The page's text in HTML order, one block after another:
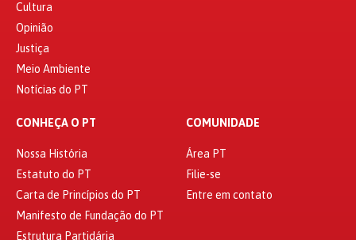
Cultura
Opinião
Justiça
Meio Ambiente
Notícias do PT
CONHEÇA O PT
Nossa História
Estatuto do PT
Carta de Princípios do PT
Manifesto de Fundação do PT
Estrutura Partidária
COMUNIDADE
Área PT
Filie-se
Entre em contato